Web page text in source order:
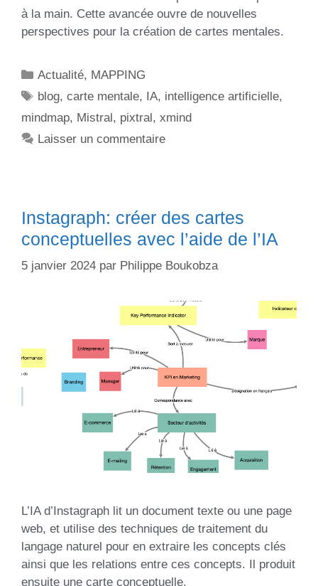
à la main. Cette avancée ouvre de nouvelles
perspectives pour la création de cartes mentales.
Actualité, MAPPING
blog,carte mentale, IA, intelligence artificielle,
mindmap, Mistral, pixtral, xmind
Laisser un commentaire
Instagraph: créer des cartes
conceptuelles avec l’aide de l’IA
5 janvier 2024 par Philippe Boukobza
L’IA d’Instagraph lit un document texte ou une page
web, et utilise des techniques de traitement du
langage naturel pour en extraire les concepts clés
ainsi que les relations entre ces concepts. Il produit
ensuite une carte conceptuelle.